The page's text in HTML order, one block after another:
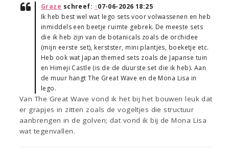
Graze schreef: ↑07-06-2026 18:25
Ik heb best wel wat lego sets voor volwassenen en heb
inmiddels een beetje ruimte gebrek. De meeste sets
die ik heb zijn van de botanicals zoals de orchidee
(mijn eerste set), kerstster, mini plantjes, boeketje etc.
Heb ook wat Japan themed sets zoals de Japanse tuin
en Himeji Castle (is de de duurste set die ik heb). Aan
de muur hangt The Great Wave en de Mona Lisa in
lego.
Van The Great Wave vond ik het bij het bouwen leuk dat
er grapjes in zitten zoals de vogeltjes die structuur
aanbrengen in de golven; dat vond ik bij de Mona Lisa
wat tegenvallen.